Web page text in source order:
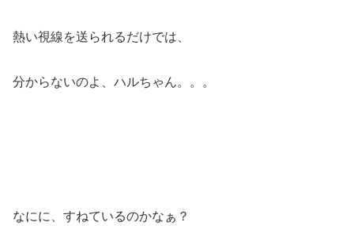
熱い視線を送られるだけでは、
分からないのよ、ハルちゃん。。。
なにに、すねているのかなぁ？